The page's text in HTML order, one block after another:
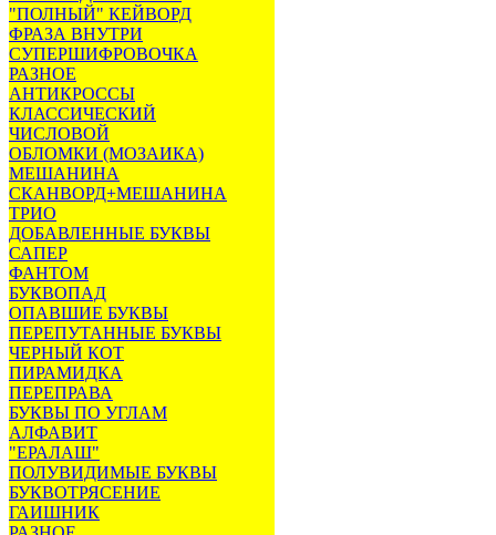
"ПОЛНЫЙ" КЕЙВОРД
ФРАЗА ВНУТРИ
СУПЕРШИФРОВОЧКА
РАЗНОЕ
АНТИКРОССЫ
КЛАССИЧЕСКИЙ
ЧИСЛОВОЙ
ОБЛОМКИ (МОЗАИКА)
МЕШАНИНА
СКАНВОРД+МЕШАНИНА
ТРИО
ДОБАВЛЕННЫЕ БУКВЫ
САПЕР
ФАНТОМ
БУКВОПАД
ОПАВШИЕ БУКВЫ
ПЕРЕПУТАННЫЕ БУКВЫ
ЧЕРНЫЙ КОТ
ПИРАМИДКА
ПЕРЕПРАВА
БУКВЫ ПО УГЛАМ
АЛФАВИТ
"ЕРАЛАШ"
ПОЛУВИДИМЫЕ БУКВЫ
БУКВОТРЯСЕНИЕ
ГАИШНИК